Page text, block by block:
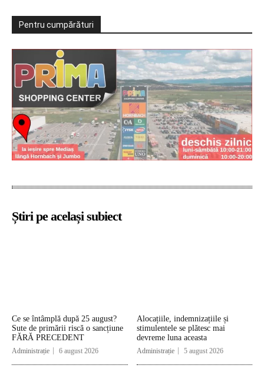
Pentru cumpărături
Știri pe același subiect
Ce se întâmplă după 25 august?
Sute de primării riscă o sancțiune
FĂRĂ PRECEDENT
Administrație 6 august 2026
Alocațiile, indemnizațiile și
stimulentele se plătesc mai
devreme luna aceasta
Administrație 5 august 2026